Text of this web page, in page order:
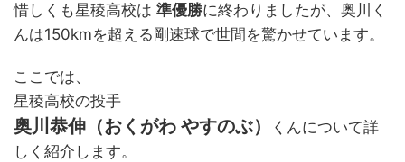
惜しくも星稜高校は 準優勝に終わりましたが、奥川く
んは150kmを超える剛速球で世間を驚かせています。
ここでは、
星稜高校の投手
奥川恭伸（おくがわ やすのぶ）
くんについて詳
しく紹介します。